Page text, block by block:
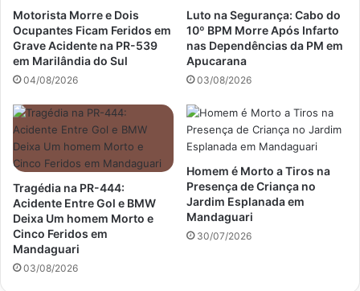
Motorista Morre e Dois
Ocupantes Ficam Feridos em
Grave Acidente na PR-539
em Marilândia do Sul
04/08/2026
Luto na Segurança: Cabo do
10º BPM Morre Após Infarto
nas Dependências da PM em
Apucarana
03/08/2026
Tragédia na PR-444:
Acidente Entre Gol e BMW
Deixa Um homem Morto e
Cinco Feridos em
Mandaguari
03/08/2026
Homem é Morto a Tiros na
Presença de Criança no
Jardim Esplanada em
Mandaguari
30/07/2026